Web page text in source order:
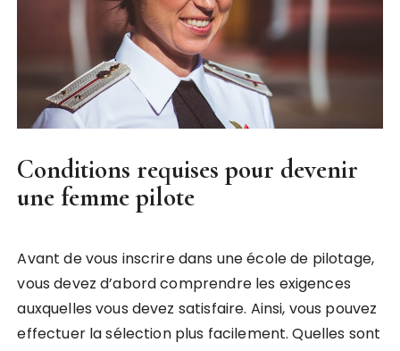
Conditions requises pour devenir
une femme pilote
Avant de vous inscrire dans une école de pilotage,
vous devez d’abord comprendre les exigences
auxquelles vous devez satisfaire. Ainsi, vous pouvez
effectuer la sélection plus facilement. Quelles sont